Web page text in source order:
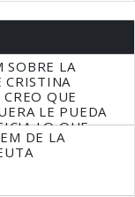
SOBRE LA
CRISTINA
QUE
LE PUEDA
LO QUE
DE LA